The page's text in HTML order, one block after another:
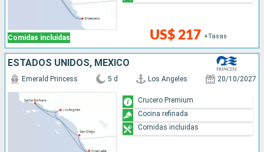
Comidas incluidas US$ 217 +Tasas
ESTADOS UNIDOS, MÉXICO
Emerald Princess 5 d Los Angeles 20/10/2027
Crucero Premium
Cocina refinada
Comidas incluidas